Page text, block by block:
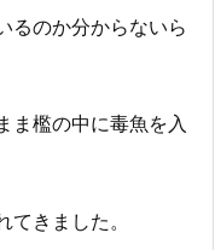
るのか分からないら
ま檻の中に毒魚を入
きました。